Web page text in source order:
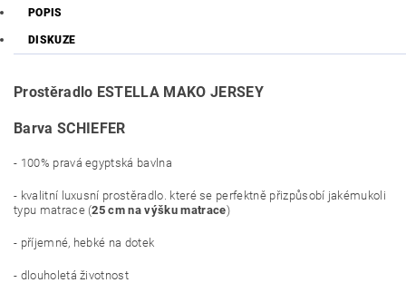
POPIS
DISKUZE
Prostěradlo ESTELLA MAKO JERSEY
Barva SCHIEFER
- 100% pravá egyptská bavlna
- kvalitní luxusní prostěradlo. které se perfektně přizpůsobí jakémukoli
typu matrace (25 cm na výšku matrace)
- příjemné, hebké na dotek
- dlouholetá životnost